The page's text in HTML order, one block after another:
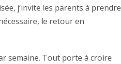
j’invite les parents à prendre
le retour en
semaine. Tout porte à croire